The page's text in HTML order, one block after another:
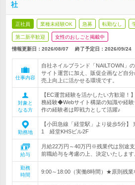
社
正社員 業種未経験OK 急募 転勤なし
第二新卒歓迎 女性のおしごと掲載中
情報更新日：2026/08/07 終了予定日： 2026/09/24
仕事内容
自社ネイルブランド「NAILTOWN」
サイト運営に加え、販促企画など自
売上向上に活かせる環境です。
対象と
なる方
【EC運営経験を活かしたい方歓迎
務経験◆Webサイト構築の知識や経
作の経験者は即戦力として活躍♪
勤務地
【小田急線「経堂駅」より徒歩5分
1 経堂KHSビル2F
給与
月給22万円～40万円※残業代は別途
前職給与を考慮の上、決定いたしま
勤務
時間
9:00～18:00（実働8時間）★原則残業